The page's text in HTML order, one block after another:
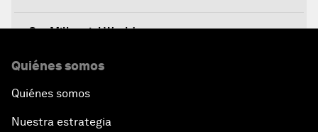
Our Millennial World
Finding the $100 Billion for Infrastructure
Quiénes somos
Quiénes somos
Nuestra estrategia